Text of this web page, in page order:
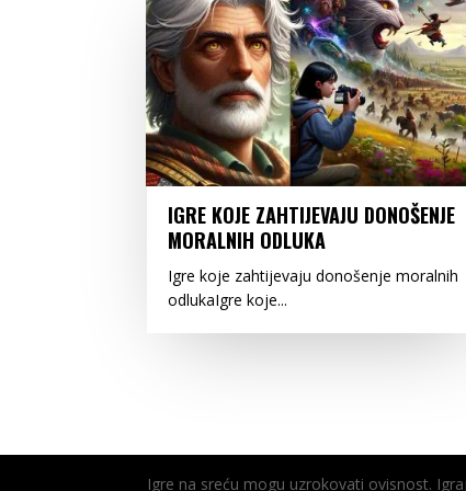
IGRE KOJE ZAHTIJEVAJU DONOŠENJE
MORALNIH ODLUKA
Igre koje zahtijevaju donošenje moralnih
odlukaIgre koje...
Igre na sreću mogu uzrokovati ovisnost.